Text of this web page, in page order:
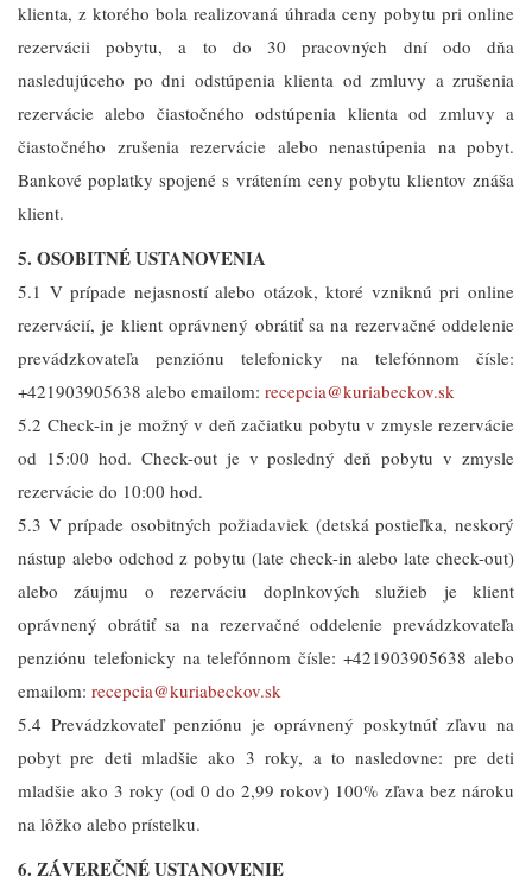
klienta, z ktorého bola realizovaná úhrada ceny pobytu pri online
rezervácii pobytu, a to do 30 pracovných dní odo dňa
nasledujúceho po dni odstúpenia klienta od zmluvy a zrušenia
rezervácie alebo čiastočného odstúpenia klienta od zmluvy a
čiastočného zrušenia rezervácie alebo nenastúpenia na pobyt.
Bankové poplatky spojené s vrátením ceny pobytu klientov znáša
klient.
5. OSOBITNÉ USTANOVENIA
5.1 V prípade nejasností alebo otázok, ktoré vzniknú pri online
rezervácií, je klient oprávnený obrátiť sa na rezervačné oddelenie
prevádzkovateľa penziónu telefonicky na telefónnom čísle:
+421903905638 alebo emailom: recepcia@kuriabeckov.sk
5.2 Check-in je možný v deň začiatku pobytu v zmysle rezervácie
od 15:00 hod. Check-out je v posledný deň pobytu v zmysle
rezervácie do 10:00 hod.
5.3 V prípade osobitných požiadaviek (detská postieľka, neskorý
nástup alebo odchod z pobytu (late check-in alebo late check-out)
alebo záujmu o rezerváciu doplnkových služieb je klient
oprávnený obrátiť sa na rezervačné oddelenie prevádzkovateľa
penziónu telefonicky na telefónnom čísle: +421903905638 alebo
emailom: recepcia@kuriabeckov.sk
5.4 Prevádzkovateľ penziónu je oprávnený poskytnúť zľavu na
pobyt pre deti mladšie ako 3 roky, a to nasledovne: pre deti
mladšie ako 3 roky (od 0 do 2,99 rokov) 100% zľava bez nároku
na lôžko alebo prístelku.
6. ZÁVEREČNÉ USTANOVENIE